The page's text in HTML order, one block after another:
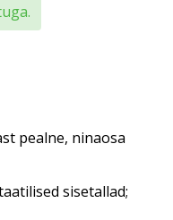
pealne, ninaosa
sisetallad;